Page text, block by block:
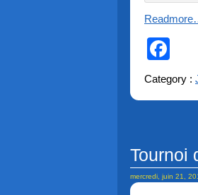
Category :
Tournoi
mercredi, juin 21,